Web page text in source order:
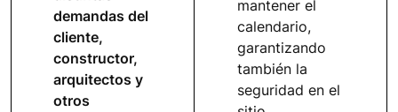
demandas del
cliente,
constructor,
arquitectos y
otros
mantener el
calendario,
garantizando
también la
seguridad en el